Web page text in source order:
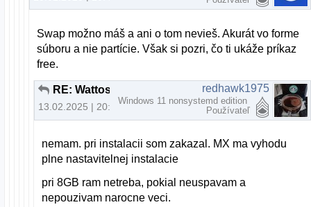
Swap možno máš a ani o tom nevieš. Akurát vo forme
súboru a nie partície. Však si pozri, čo ti ukáže príkaz
free.
13.02.2025 | 20:06
redhawk1975
Windows 11 nonsystemd edition
Používateľ
nemam. pri instalacii som zakazal. MX ma vyhodu
plne nastavitelnej instalacie
pri 8GB ram netreba, pokial neuspavam a
nepouzivam narocne veci.